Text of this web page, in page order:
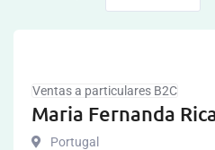
Ventas a particulares B2C
Maria Fernanda
Portugal